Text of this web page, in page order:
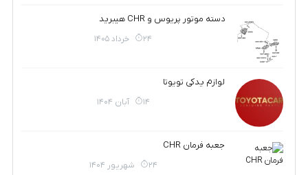
دسته موتور پریوس و CHR هیبرید
24 خرداد 1405
لوازم یدکی تویوتا
14 آبان 1404
جعبه فرمان CHR
24 شهریور 1404